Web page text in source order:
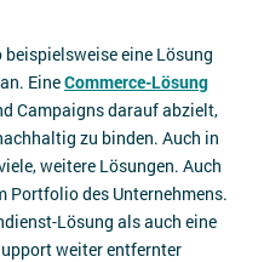
eine Lösung
EineCommerce-Lösung
Campaigns darauf abzielt,
zu binden. Auch in
weitere Lösungen. Auch
Portfolio des Unternehmens.
Lösung als auch eine
weiter entfernter